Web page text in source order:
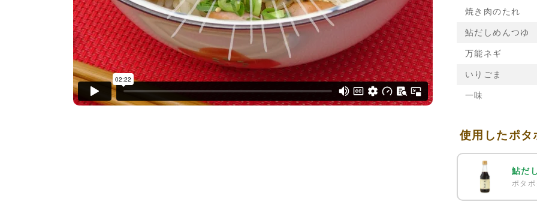
焼き肉のたれ
鮎だしめんつゆ
万能ネギ
いりごま
一味
使用したポタ
鮎だ
ポタ